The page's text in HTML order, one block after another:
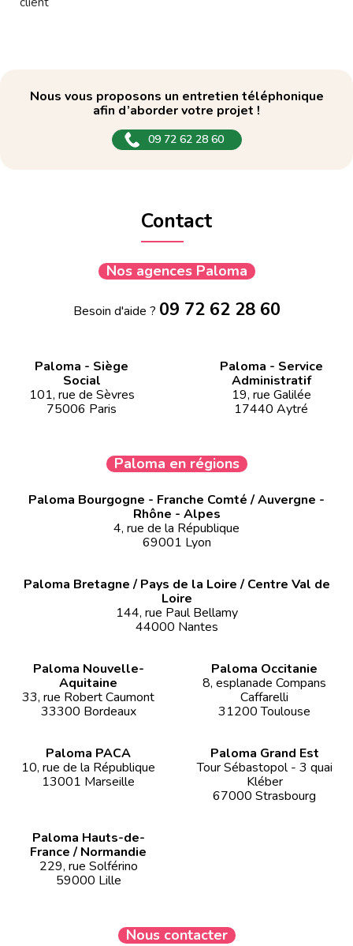
Nous vous proposons un entretien téléphonique
afin d’aborder votre projet !
09 72 62 28 60
Contact
Nos agences Paloma
Besoin d'aide ? 09 72 62 28 60
Paloma - Siège
Social
101, rue de Sèvres
75006 Paris
Paloma - Service
Administratif
19, rue Galilée
17440 Aytré
Paloma en régions
Paloma Bourgogne - Franche Comté / Auvergne -
Rhône - Alpes
4, rue de la République
69001 Lyon
Paloma Bretagne / Pays de la Loire / Centre Val de
Loire
144, rue Paul Bellamy
44000 Nantes
Paloma Nouvelle-
Aquitaine
33, rue Robert Caumont
33300 Bordeaux
Paloma Occitanie
8, esplanade Compans
Caffarelli
31200 Toulouse
Paloma PACA
10, rue de la République
13001 Marseille
Paloma Grand Est
Tour Sébastopol - 3 quai
Kléber
67000 Strasbourg
Paloma Hauts-de-
France / Normandie
229, rue Solférino
59000 Lille
Nous contacter